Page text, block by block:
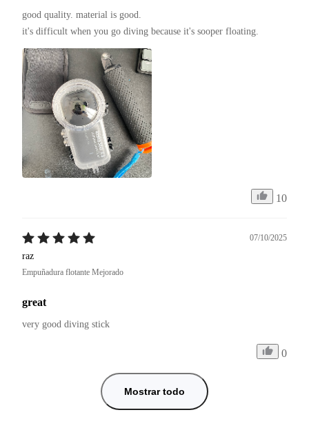
good quality. material is good.
it's difficult when you go diving because it's sooper floating.
10
07/10/2025
raz
Empuñadura flotante Mejorado
great
very good diving stick
0
Mostrar todo